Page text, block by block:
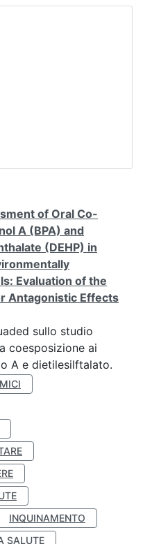
of Oral Co-
A (BPA) and
(DEHP) in
Evaluation of the
Antagonistic Effects
sullo studio
coesposizione ai
A e dietilesilftalato.
INQUINAMENTO
SALUTE